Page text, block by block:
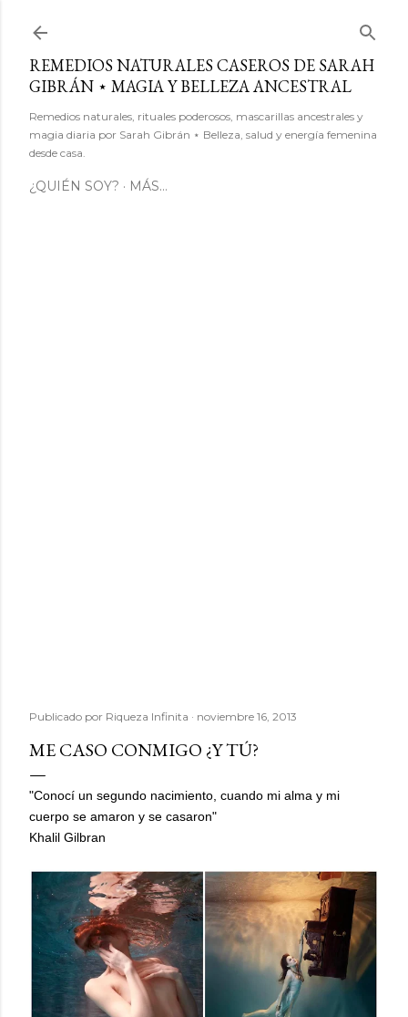
REMEDIOS NATURALES CASEROS DE SARAH
GIBRÁN ⋆ MAGIA Y BELLEZA ANCESTRAL
Remedios naturales, rituales poderosos, mascarillas ancestrales y
magia diaria por Sarah Gibrán ⋆ Belleza, salud y energía femenina
desde casa.
¿QUIÉN SOY? MÁS…
Publicado por Riqueza Infinita noviembre 16, 2013
ME CASO CONMIGO ¿Y TÚ?
"Conocí un segundo nacimiento, cuando mi alma y mi
cuerpo se amaron y se casaron"
Khalil Gilbran